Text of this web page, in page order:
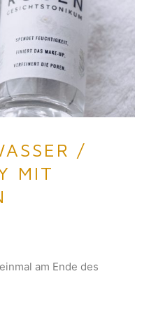
/
MIT
am Ende des